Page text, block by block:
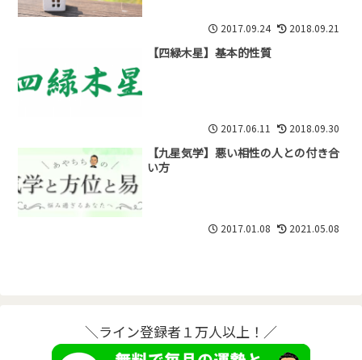
2017.09.24 2018.09.21
【四緑木星】基本的性質
2017.06.11 2018.09.30
【九星気学】悪い相性の人との付き合
い方
2017.01.08 2021.05.08
＼ライン登録者１万人以上！／